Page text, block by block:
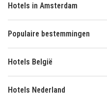
Hotels in Amsterdam
Populaire bestemmingen
Hotels België
Hotels Nederland